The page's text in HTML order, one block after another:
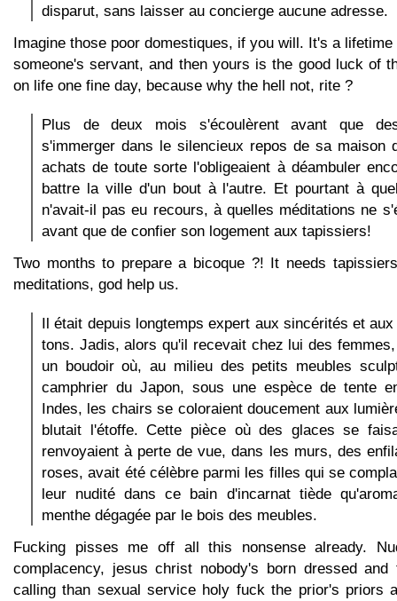
disparut, sans laisser au concierge aucune adresse.
Imagine those poor domestiques, if you will. It's a
someone's servant, and then yours is the good luck of
on life one fine day, because why the hell not, rite ?
Plus de deux mois s'écoulèrent avant que
s'immerger dans le silencieux repos de sa maison
achats de toute sorte l'obligeaient à déambuler
battre la ville d'un bout à l'autre. Et pourtant à
n'avait-il pas eu recours, à quelles méditations ne
avant que de confier son logement aux tapissiers!
Two months to prepare a bicoque ?! It needs
meditations, god help us.
Il était depuis longtemps expert aux sincérités et
tons. Jadis, alors qu'il recevait chez lui des
un boudoir où, au milieu des petits meubles
camphrier du Japon, sous une espèce de tente
Indes, les chairs se coloraient doucement aux
blutait l'étoffe. Cette pièce où des glaces se
renvoyaient à perte de vue, dans les murs, des
roses, avait été célèbre parmi les filles qui se
leur nudité dans ce bain d'incarnat tiède
menthe dégagée par le bois des meubles.
Fucking pisses me off all this nonsense already.
complacency, jesus christ nobody's born dressed
calling than sexual service holy fuck the prior's priors